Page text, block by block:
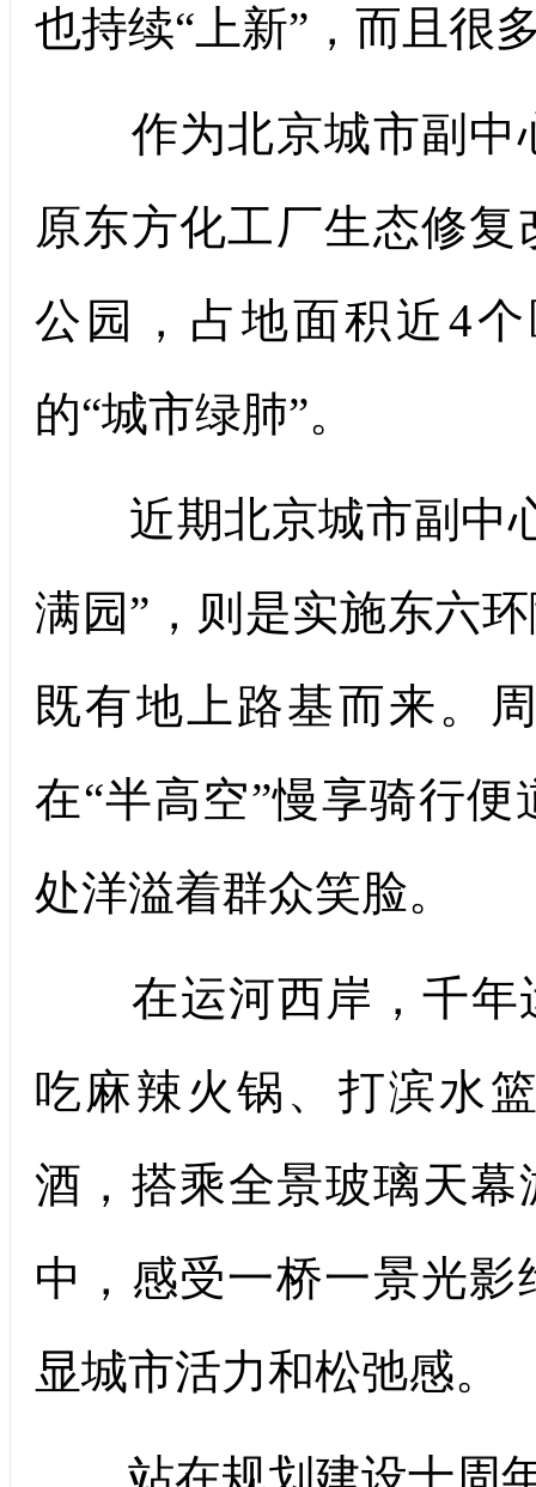
也持续“上新”，而且很
作为北京城市副中
原东方化工厂生态修
公园，占地面积近4
的“城市绿肺”。
近期北京城市副中心
满园”，则是实施东六
既有地上路基而来。
在“半高空”慢享骑行
处洋溢着群众笑脸。
在运河西岸，千年
吃麻辣火锅、打滨水
酒，搭乘全景玻璃天幕
中，感受一桥一景光
显城市活力和松弛感。
站在规划建设十周